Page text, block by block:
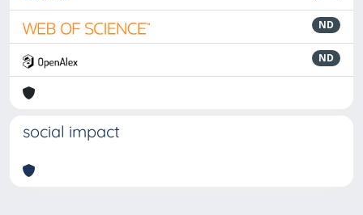
ND
ND
social impact